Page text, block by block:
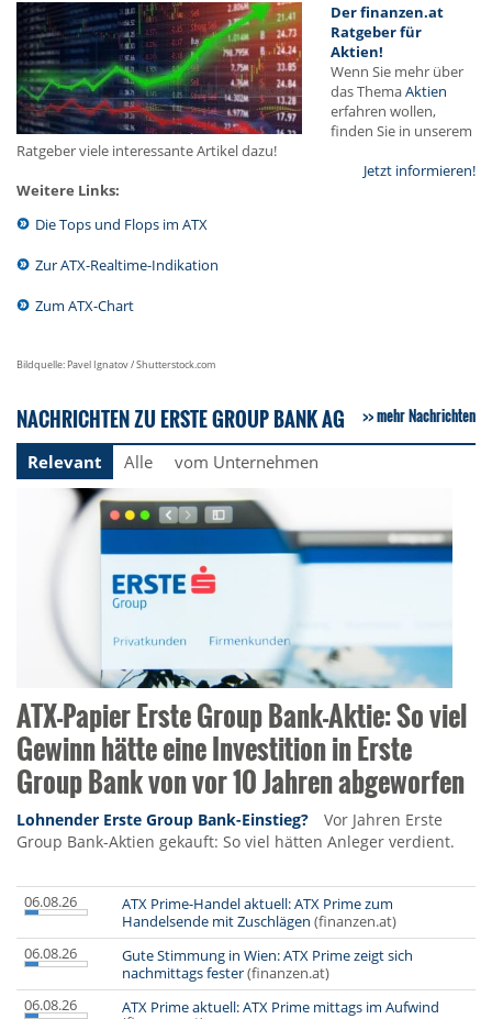
Der finanzen.at
Ratgeber für
Aktien!
Wenn Sie mehr über
das ThemaAktien
erfahren wollen,
finden Sie in unserem
Ratgeber viele interessante Artikel dazu!
Jetzt informieren!
Weitere Links:
Die Tops und Flops im ATX
Zur ATX-Realtime-Indikation
Zum ATX-Chart
Bildquelle: Pavel Ignatov / Shutterstock.com
NACHRICHTEN ZU ERSTE GROUP BANK AG mehr Nachrichten
Relevant Alle vom Unternehmen
ATX-Papier Erste Group Bank-Aktie: So viel
Gewinn hätte eine Investition in Erste
Group Bank von vor 10 Jahren abgeworfen
Lohnender Erste Group Bank-Einstieg?
Vor Jahren Erste
Group Bank-Aktien gekauft: So viel hätten Anleger verdient.
06.08.26
ATX Prime-Handel aktuell: ATX Prime zum
Handelsende mit Zuschlägen (finanzen.at)
06.08.26
Gute Stimmung in Wien: ATX Prime zeigt sich
nachmittags fester(finanzen.at)
06.08.26
ATX Prime aktuell: ATX Prime mittags im Aufwind